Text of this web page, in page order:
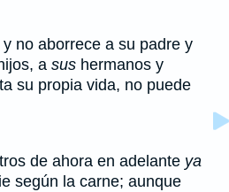
no aborrece a su padre y
a sus hermanos y
su propia vida, no puede
de ahora en adelante ya
según la carne; aunque